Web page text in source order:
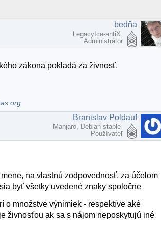
bedňa
LegacyIce-antiX
Administrátor
zákona pokladá za živnosť.
Branislav Poldauf
Manjaro, Debian stable
Používateľ
na vlastnú zodpovednosť, za účelom
byť všetky uvedené znaky spoločne
o množstve výnimiek - respektíve aké
živnosťou ak sa s nájom neposkytujú iné